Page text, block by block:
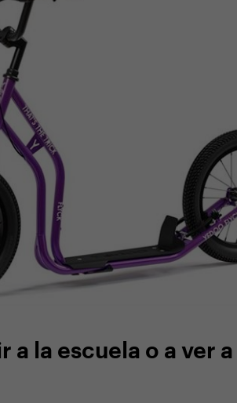
a la escuela o a ver a